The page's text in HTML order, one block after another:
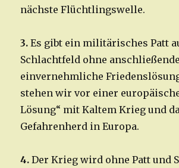
nächste Flüchtlingswelle.
3. Es gibt ein militärisches Patt
Schlachtfeld ohne anschließende
einvernehmliche
stehen wir vor einer
Lösung“ mit Kaltem Krieg und
Gefahrenherd in Europa.
4. Der Krieg wird ohne Patt und